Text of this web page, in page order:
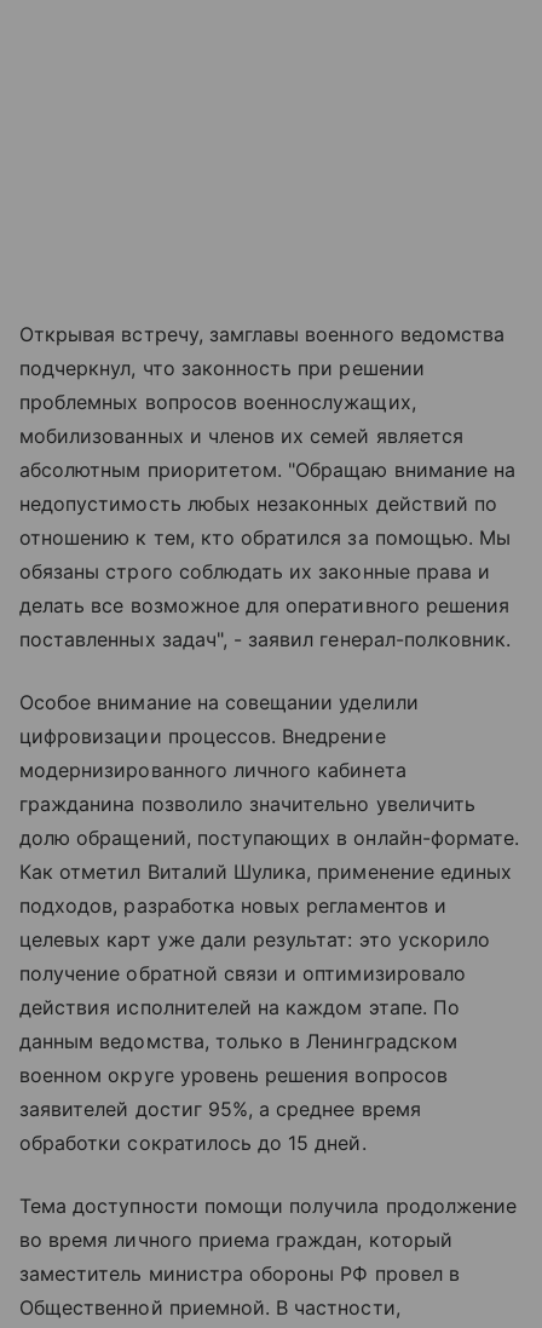
Открывая встречу, замглавы военного ведомства
подчеркнул, что законность при решении
проблемных вопросов военнослужащих,
мобилизованных и членов их семей является
абсолютным приоритетом. "Обращаю внимание на
недопустимость любых незаконных действий по
отношению к тем, кто обратился за помощью. Мы
обязаны строго соблюдать их законные права и
делать все возможное для оперативного решения
поставленных задач", - заявил генерал-полковник.
Особое внимание на совещании уделили
цифровизации процессов. Внедрение
модернизированного личного кабинета
гражданина позволило значительно увеличить
долю обращений, поступающих в онлайн-формате.
Как отметил Виталий Шулика, применение единых
подходов, разработка новых регламентов и
целевых карт уже дали результат: это ускорило
получение обратной связи и оптимизировало
действия исполнителей на каждом этапе. По
данным ведомства, только в Ленинградском
военном округе уровень решения вопросов
заявителей достиг 95%, а среднее время
обработки сократилось до 15 дней.
Тема доступности помощи получила продолжение
во время личного приема граждан, который
заместитель министра обороны РФ провел в
Общественной приемной. В частности,